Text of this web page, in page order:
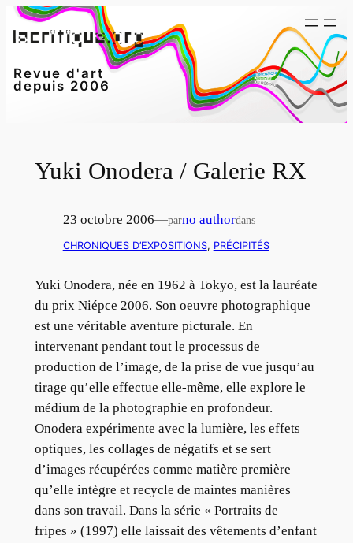
Aller
au
Revue d'art
depuis 2006
Yuki Onodera / Galerie RX
23 octobre 2006—parno authordans
CHRONIQUES D’EXPOSITIONS, PRÉCIPITÉS
Yuki Onodera, née en 1962 à Tokyo, est la lauréate
du prix Niépce 2006. Son oeuvre photographique
est une véritable aventure picturale. En
intervenant pendant tout le processus de
production de l’image, de la prise de vue jusqu’au
tirage qu’elle effectue elle-même, elle explore le
médium de la photographie en profondeur.
Onodera expérimente avec la lumière, les effets
optiques, les collages de négatifs et se sert
d’images récupérées comme matière première
qu’elle intègre et recycle de maintes manières
dans son travail. Dans la série « Portraits de
fripes » (1997) elle laissait des vêtements d’enfant